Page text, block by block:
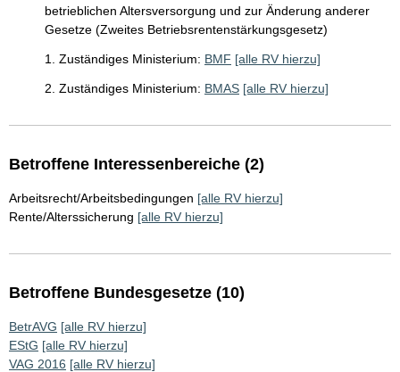
betrieblichen Altersversorgung und zur Änderung anderer
Gesetze (Zweites Betriebsrentenstärkungsgesetz)
1. Zuständiges Ministerium: BMF [alle RV hierzu]
2. Zuständiges Ministerium: BMAS [alle RV hierzu]
Betroffene Interessenbereiche (2)
Arbeitsrecht/Arbeitsbedingungen [alle RV hierzu]
Rente/Alterssicherung [alle RV hierzu]
Betroffene Bundesgesetze (10)
BetrAVG [alle RV hierzu]
EStG [alle RV hierzu]
VAG 2016 [alle RV hierzu]